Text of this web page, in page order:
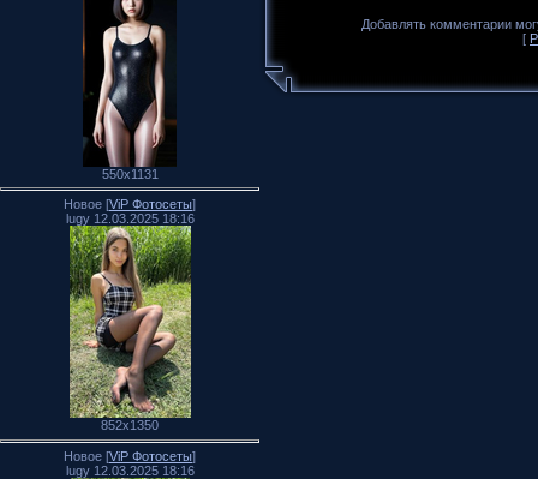
550x1131
Новое [ViP Фотосеты]
lugy 12.03.2025 18:16
852x1350
Новое [ViP Фотосеты]
lugy 12.03.2025 18:16
Добавлять комментарии
[